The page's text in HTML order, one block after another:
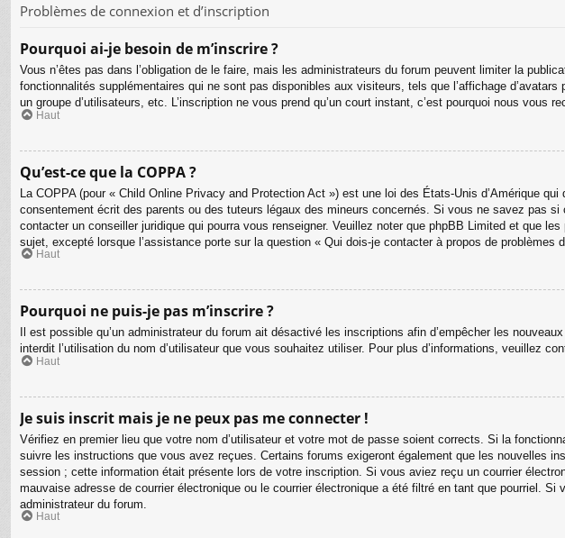
Problèmes de connexion et d’inscription
Pourquoi ai-je besoin de m’inscrire ?
Vous n’êtes pas dans l’obligation de le faire, mais les administrateurs du forum peuvent limiter la
fonctionnalités supplémentaires qui ne sont pas disponibles aux visiteurs, tels que l’affichage
un groupe d’utilisateurs, etc. L’inscription ne vous prend qu’un court instant, c’est pourquoi nous vous
Haut
Qu’est-ce que la COPPA ?
La COPPA (pour « Child Online Privacy and Protection Act ») est une loi des États-Unis d’Amérique
consentement écrit des parents ou des tuteurs légaux des mineurs concernés. Si vous ne savez pas
contacter un conseiller juridique qui pourra vous renseigner. Veuillez noter que phpBB Limited et que
sujet, excepté lorsque l’assistance porte sur la question « Qui dois-je contacter à propos de problèmes
Haut
Pourquoi ne puis-je pas m’inscrire ?
Il est possible qu’un administrateur du forum ait désactivé les inscriptions afin d’empêcher les
interdit l’utilisation du nom d’utilisateur que vous souhaitez utiliser. Pour plus d’informations, veuillez
Haut
Je suis inscrit mais je ne peux pas me connecter !
Vérifiez en premier lieu que votre nom d’utilisateur et votre mot de passe soient corrects. Si la
suivre les instructions que vous avez reçues. Certains forums exigeront également que les nouvelles
session ; cette information était présente lors de votre inscription. Si vous aviez reçu un courrier
mauvaise adresse de courrier électronique ou le courrier électronique a été filtré en tant que pourriel.
administrateur du forum.
Haut